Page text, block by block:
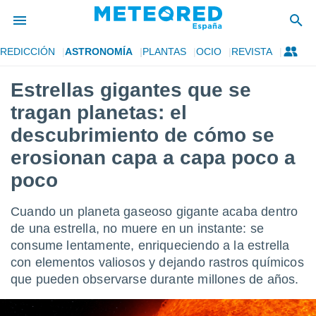
de
por
para
la
se
calidad.
a este
las
y
forma
digital
ASTRONOMÍA PLANTAS OCIO REVISTA
Estrellas gigantes que se
tragan planetas: el
descubrimiento de cómo se
erosionan capa a capa poco a
poco
Cuando un planeta gaseoso gigante acaba dentro
de una estrella, no muere en un instante: se
consume lentamente, enriqueciendo a la estrella
con elementos valiosos y dejando rastros químicos
que pueden observarse durante millones de años.